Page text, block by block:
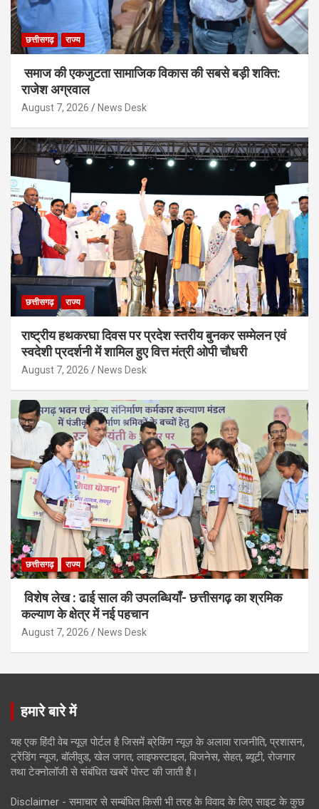
छत्तीसगढ़ राज्य
समाज की एकजुटता सामाजिक विकास की सबसे बड़ी शक्ति:
राजेश अग्रवाल
August 7, 2026 News Desk
छत्तीसगढ़ राज्य
राष्ट्रीय हथकरघा दिवस पर प्रदेश स्तरीय बुनकर सम्मेलन एवं
स्वदेशी प्रदर्शनी में शामिल हुए वित्त मंत्री ओपी चौधरी
August 7, 2026 News Desk
छत्तीसगढ़ राज्य
विशेष लेख : ढाई साल की उपलब्धियाँ- छत्तीसगढ़ का श्रमिक
कल्याण के क्षेत्र में नई पहचान
August 7, 2026 News Desk
हमारे बारे में
यह एक हिंदी वेब न्यूज़ पोर्टल है जिसमें ब्रेकिंग न्यूज़ के अलावा राजनीति, प्रशासन,
ट्रेंडिंग न्यूज, बॉलीवुड, खेल जगत, लाइफस्टाइल, बिजनेस, सेहत, ब्यूटी, रोजगार
तथा टेक्नोलॉजी से संबंधित खबरें पोस्ट की जाती है।
Disclaimer - समाचार से सम्बंधित किसी भी तरह के विवाद के लिए साइट के कुछ